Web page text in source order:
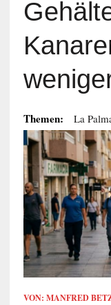
Themen: La
VON: MANFRED